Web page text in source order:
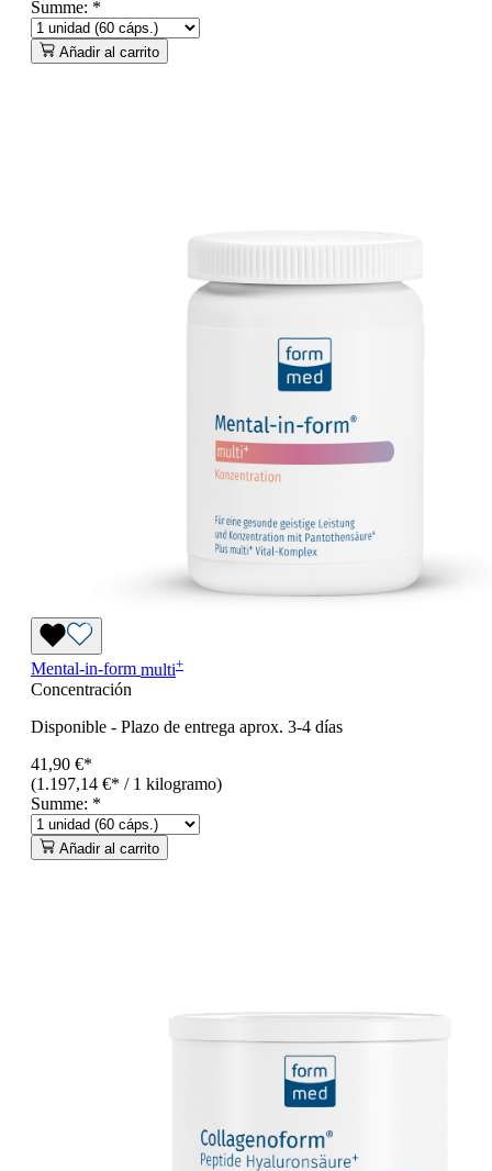
Summe: *
Añadir al carrito
Mental-in-form multi+
Concentración
Disponible - Plazo de entrega aprox. 3-4 días
41,90 €*
(1.197,14 €* / 1 kilogramo)
Summe: *
Añadir al carrito